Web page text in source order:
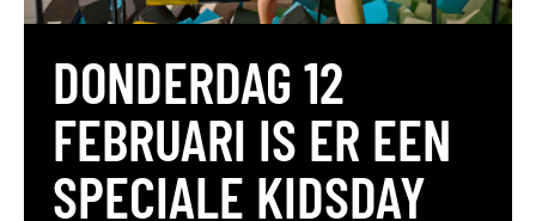
DONDERDAG 12
FEBRUARI IS ER EEN
SPECIALE KIDSDAY